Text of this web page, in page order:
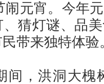
闹元宵。今年
猜灯谜、品
带来独特体验
间，洪洞大槐